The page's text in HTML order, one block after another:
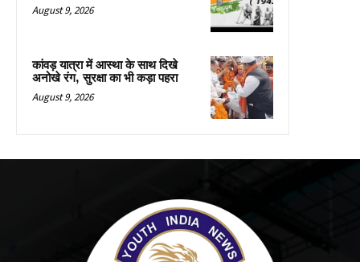
August 9, 2026
कांवड़ यात्रा में आस्था के साथ दिखे
अनोखे रंग, सुरक्षा का भी कड़ा पहरा
August 9, 2026